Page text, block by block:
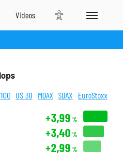
US 30 MDAX SDAX EuroStoxx
+3,99 %
+3,40 %
+2,99 %